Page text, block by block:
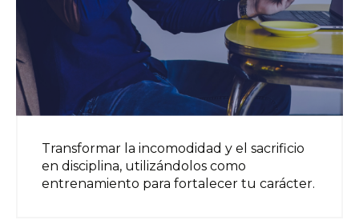
Transformar la incomodidad y el sacrificio
en disciplina, utilizándolos como
entrenamiento para fortalecer tu carácter.